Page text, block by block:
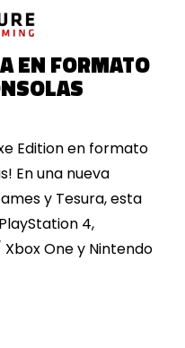
EN FORMATO
Edition en formato
En una nueva
y Tesura, esta
4,
Xbox One y Nintendo